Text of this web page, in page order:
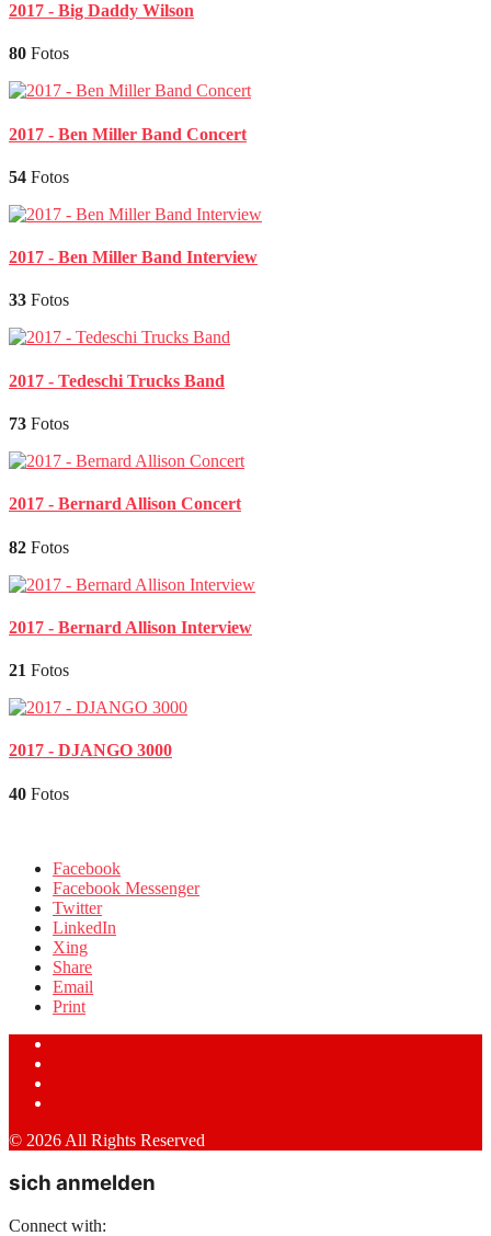
2017 - Big Daddy Wilson
80 Fotos
2017 - Ben Miller Band Concert
54 Fotos
2017 - Ben Miller Band Interview
33 Fotos
2017 - Tedeschi Trucks Band
73 Fotos
2017 - Bernard Allison Concert
82 Fotos
2017 - Bernard Allison Interview
21 Fotos
2017 - DJANGO 3000
40 Fotos
Facebook
Facebook Messenger
Twitter
LinkedIn
Xing
Share
Email
Print
© 2026 All Rights Reserved
sich anmelden
Connect with: